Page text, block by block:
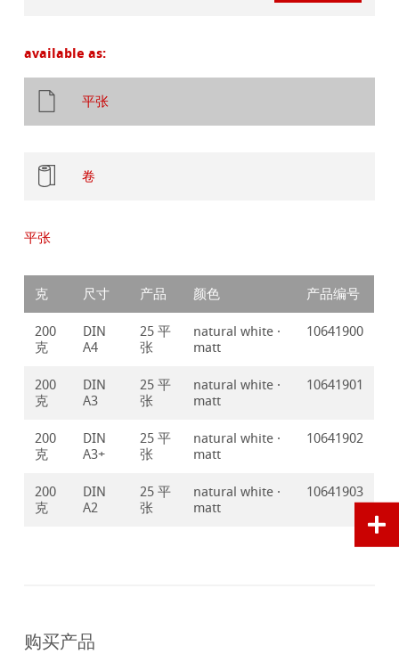
available as:
平张
卷
平张
克 尺寸 产品 颜色 产品编号
200
克
DIN
A4
25 平
张
natural white ·
matt
10641900
200
克
DIN
A3
25 平
张
natural white ·
matt
10641901
200
克
DIN
A3+
25 平
张
natural white ·
matt
10641902
200
克
DIN
A2
25 平
张
natural white ·
matt
10641903
购买产品